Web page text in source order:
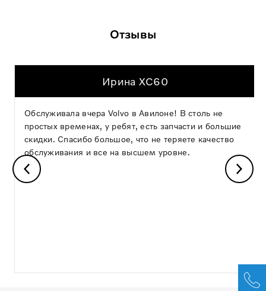
Отзывы
Ирина XC60
Обслуживала вчера Volvo в Авилоне! В столь не
простых временах, у ребят, есть запчасти и большие
скидки. Спасибо большое, что не теряете качество
обслуживания и все на высшем уровне.